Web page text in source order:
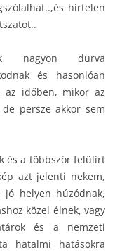
hirtelen
nagyon durva
és hasonlóan
az időben, mikor az
persze akkor sem
és a többször felülírt
azt jelenti nekem,
helyen húzódnak,
közel élnek, vagy
és a nemzeti
hatalmi hatásokra